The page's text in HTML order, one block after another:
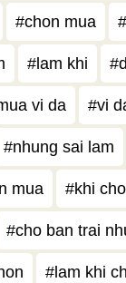
#chon mua
#lam khi
vi da #vi
#nhung sai lam
mua #khi
#cho ban trai
#lam khi